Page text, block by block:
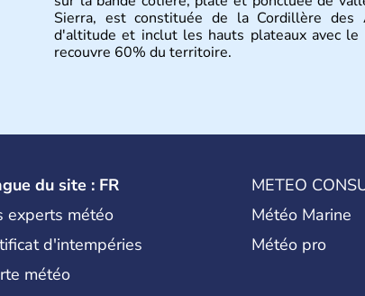
Sierra, est constituée de la Cordillère
d'altitude et inclut les hauts plateaux avec le
recouvre 60% du territoire.
du site : FR
experts météo
d'intempéries
météo
METEO
Météo Marine
Météo pro